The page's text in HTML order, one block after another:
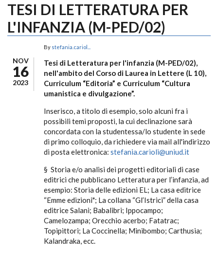
TESI DI LETTERATURA PER
L'INFANZIA (M-PED/02)
NOV
16
2023
By stefania.cariol...
Tesi di Letteratura per l'infanzia (M-PED/02),
nell'ambito del Corso di Laurea in Lettere (L 10),
Curriculum “Editoria” e Curriculum “Cultura
umanistica e divulgazione”.
Inserisco, a titolo di esempio, solo alcuni fra i
possibili temi proposti, la cui declinazione sarà
concordata con la studentessa/lo studente in sede
di primo colloquio, da richiedere via mail all'indirizzo
di posta elettronica: stefania.carioli@uniud.it
§ Storia e/o analisi dei progetti editoriali di case
editrici che pubblicano Letteratura per l’infanzia, ad
esempio: Storia delle edizioni EL; La casa editrice
“Emme edizioni"; La collana “Gl’Istrici” della casa
editrice Salani; Babalibri; Ippocampo;
Camelozampa; Orecchio acerbo; Fatatrac;
Topipittori; La Coccinella; Minibombo; Carthusia;
Kalandraka, ecc.